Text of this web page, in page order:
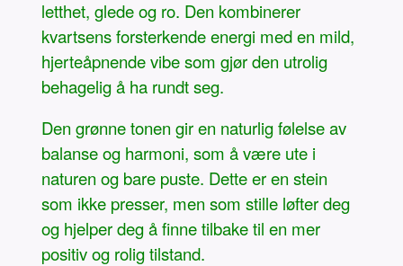
letthet, glede og ro. Den kombinerer
kvartsens forsterkende energi med en mild,
hjerteåpnende vibe som gjør den utrolig
behagelig å ha rundt seg.
Den grønne tonen gir en naturlig følelse av
balanse og harmoni, som å være ute i
naturen og bare puste. Dette er en stein
som ikke presser, men som stille løfter deg
og hjelper deg å finne tilbake til en mer
positiv og rolig tilstand.